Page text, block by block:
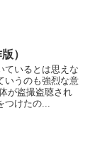
）
ているとは思えな
いうのも強烈な意
が盗撮盗聴され
けたの...